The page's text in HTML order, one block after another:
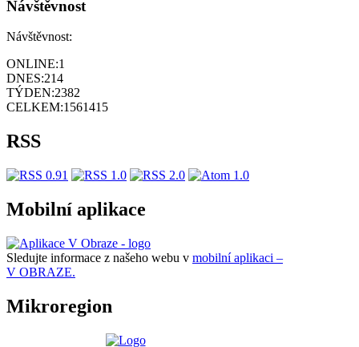
Návštěvnost
Návštěvnost:
ONLINE:1
DNES:214
TÝDEN:2382
CELKEM:1561415
RSS
Mobilní aplikace
Sledujte informace z našeho webu v mobilní aplikaci –
V OBRAZE.
Mikroregion